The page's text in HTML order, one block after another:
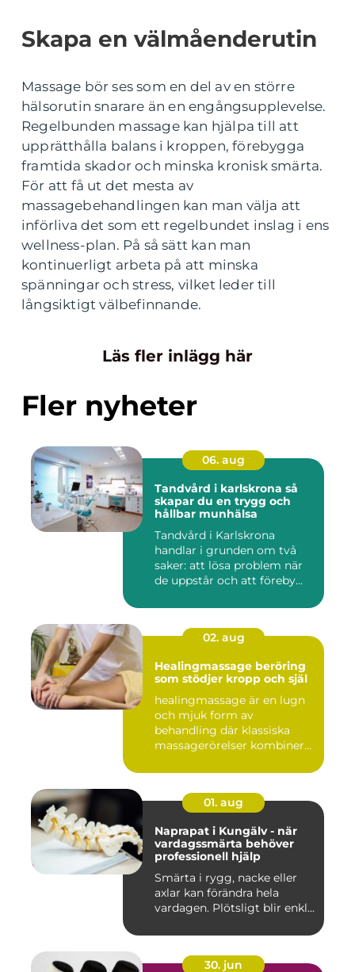
Skapa en välmåenderutin
Massage bör ses som en del av en större
hälsorutin snarare än en engångsupplevelse.
Regelbunden massage kan hjälpa till att
upprätthålla balans i kroppen, förebygga
framtida skador och minska kronisk smärta.
För att få ut det mesta av
massagebehandlingen kan man välja att
införliva det som ett regelbundet inslag i ens
wellness-plan. På så sätt kan man
kontinuerligt arbeta på att minska
spänningar och stress, vilket leder till
långsiktigt välbefinnande.
Läs fler inlägg här
Fler nyheter
06. aug
Tandvård i karlskrona så
skapar du en trygg och
hållbar munhälsa
Tandvård i Karlskrona
handlar i grunden om två
saker: att lösa problem när
de uppstår och att föreby...
02. aug
Healingmassage beröring
som stödjer kropp och själ
healingmassage är en lugn
och mjuk form av
behandling där klassiska
massagerörelser kombineras
01. aug
Naprapat i Kungälv - när
vardagssmärta behöver
professionell hjälp
Smärta i rygg, nacke eller
axlar kan förändra hela
vardagen. Plötsligt blir enkl...
30. jun